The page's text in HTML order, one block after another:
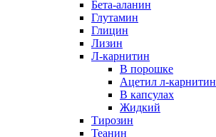
Бета-аланин
Глутамин
Глицин
Лизин
Л-карнитин
В порошке
Ацетил л-карнитин
В капсулах
Жидкий
Тирозин
Теанин